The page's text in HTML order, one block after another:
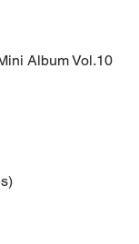
Album Vol.10